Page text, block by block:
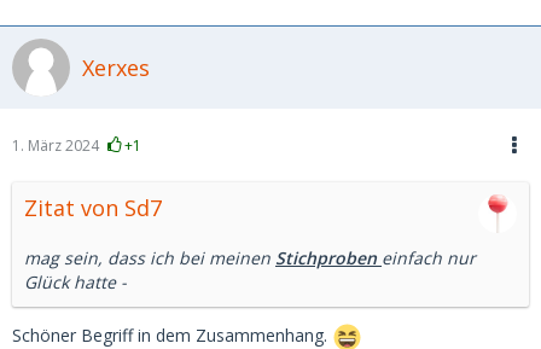
Xerxes
1. März 2024 +1
Zitat von Sd7
mag sein, dass ich bei meinen Stichproben einfach nur
Glück hatte -
Schöner Begriff in dem Zusammenhang.